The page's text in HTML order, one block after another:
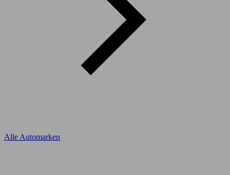
Alle Automarken